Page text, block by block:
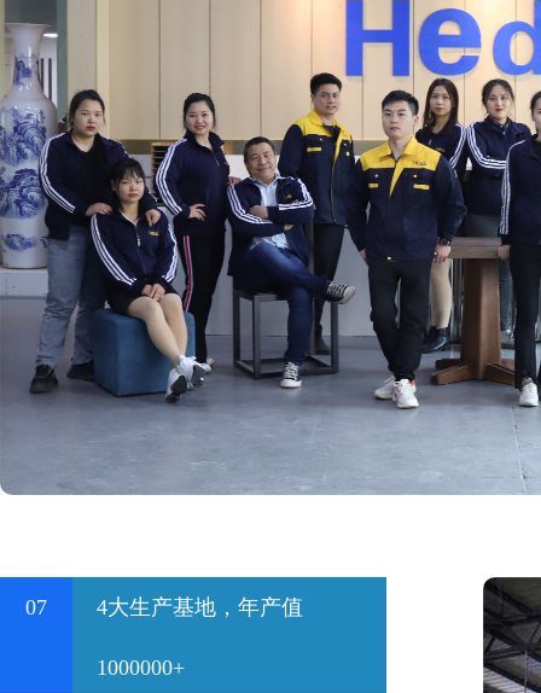
07 4大生产基地，年产值
1000000+